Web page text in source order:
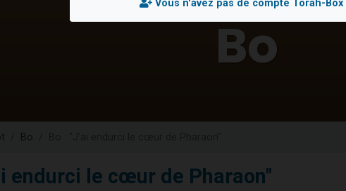
13 personnes viennent de demander une bénédiction
30 personnes viennent de faire un don pour Sauvez la jambe de Yohan
Il reste 49 places pour étudier en groupe sur Zoom
Bo
endurci le cœur de Pharaon"
Vous n'avez pas de compte Torah-Box